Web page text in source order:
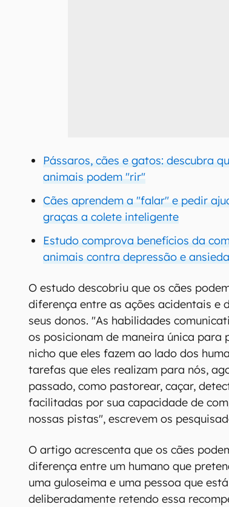
Pássaros, cães e gatos: descubra
animais podem "rir"
Cães aprendem a "falar" e pedir
graças a colete inteligente
Estudo comprova benefícios da
animais contra depressão e
O estudo descobriu que os cães
diferença entre as ações acidentais e
seus donos. "As habilidades
os posicionam de maneira única para
nicho que eles fazem ao lado dos
tarefas que eles realizam para nós,
passado, como pastorear, caçar,
facilitadas por sua capacidade de
nossas pistas", escrevem os
O artigo acrescenta que os cães
diferença entre um humano que
uma guloseima e uma pessoa que está
deliberadamente retendo essa